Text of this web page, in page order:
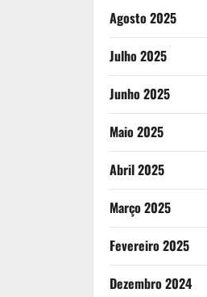
Agosto 2025
Julho 2025
Junho 2025
Maio 2025
Abril 2025
Março 2025
Fevereiro 2025
Dezembro 2024